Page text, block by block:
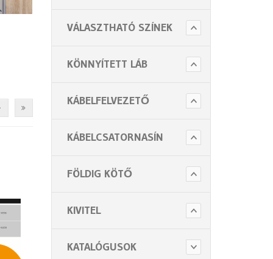
- Iskolai bútorok
Higiénia (14 alkategória)
VÁLASZTHATÓ SZÍNEK
KÖNNYÍTETT LÁB
KÁBELFELVEZETŐ
KÁBELCSATORNASÍN
FÖLDIG KÖTŐ
KIVITEL
KATALÓGUSOK